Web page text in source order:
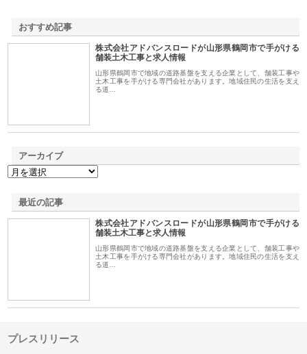
おすすめ記事
株式会社アドバンスロードが山形県鶴岡市で手がける
舗装土木工事と求人情報
山形県鶴岡市で地域の道路基盤を支える企業として、舗装工事や
土木工事を手がける専門会社があります。地域住民の生活を支え
る道…
アーカイブ
最近の記事
株式会社アドバンスロードが山形県鶴岡市で手がける
舗装土木工事と求人情報
山形県鶴岡市で地域の道路基盤を支える企業として、舗装工事や
土木工事を手がける専門会社があります。地域住民の生活を支え
る道…
プレスリリース